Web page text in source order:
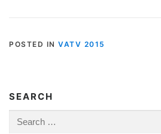
POSTED IN VATV 2015
SEARCH
for: